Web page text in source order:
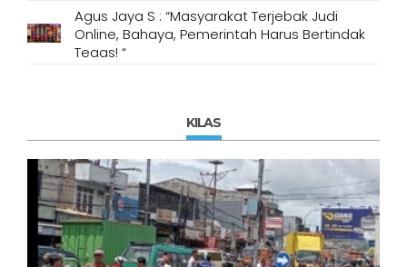
Agus Jaya S : “Masyarakat Terjebak Judi
Online, Bahaya, Pemerintah Harus Bertindak
Tegas! “
KILAS